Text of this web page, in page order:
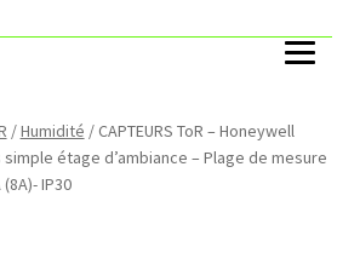
/Humidité / CAPTEURS ToR – Honeywell
étage d’ambiance – Plage de mesure
IP30